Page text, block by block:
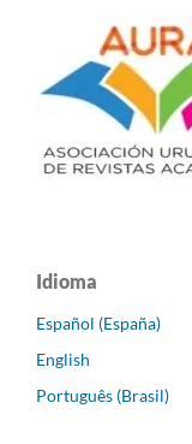
Idioma
Español (España)
English
Português (Brasil)